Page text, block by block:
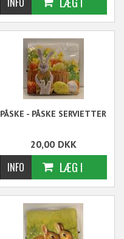
PÅSKE - PÅSKE SERVIETTER
20,00 DKK